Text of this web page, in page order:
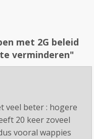
met 2G beleid
verminderen"
veel beter : hogere
20 keer zoveel
vooral wappies